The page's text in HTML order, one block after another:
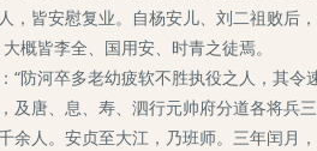
，皆安慰复业。自杨安儿、刘二祖败后
概皆李全、国用安、时青之徒焉。
河卒多老幼疲软不胜执役之人，其令
及唐、息、寿、泗行元帅府分道各将
余人。安贞至大江，乃班师。三年闰月